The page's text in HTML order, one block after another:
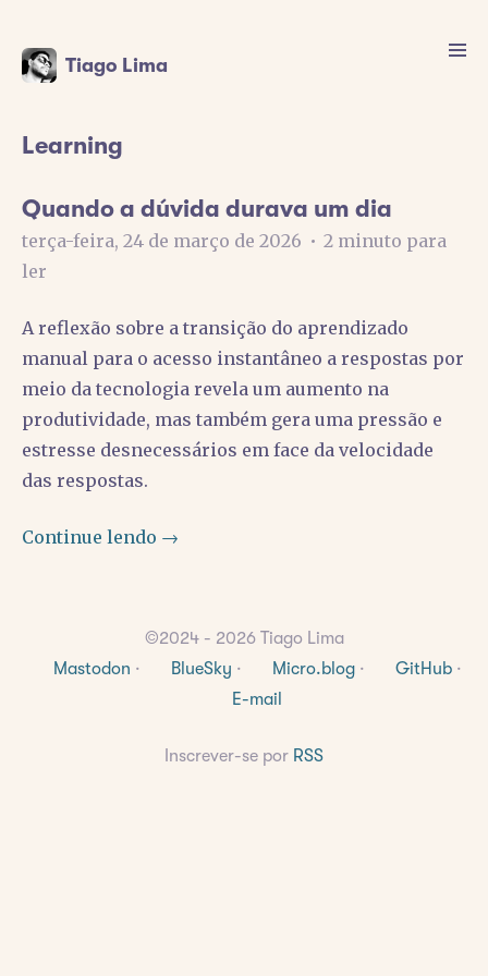
Tiago Lima
Learning
Quando a dúvida durava um dia
terça-feira, 24 de março de 2026 • 2 minuto para
ler
A reflexão sobre a transição do aprendizado
manual para o acesso instantâneo a respostas por
meio da tecnologia revela um aumento na
produtividade, mas também gera uma pressão e
estresse desnecessários em face da velocidade
das respostas.
Continue lendo →
©2024 - 2026 Tiago Lima
Mastodon · BlueSky · Micro.blog · GitHub ·
E-mail
Inscrever-se por RSS